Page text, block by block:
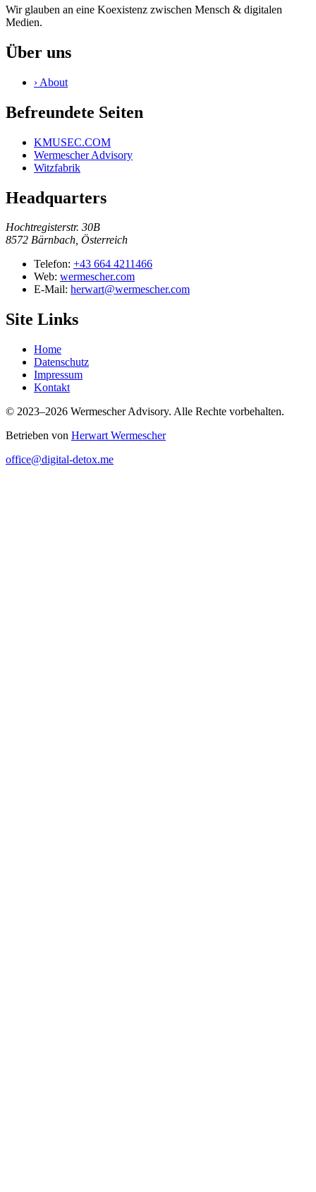
Wir glauben an eine Koexistenz zwischen Mensch & digitalen
Medien.
Über uns
› About
Befreundete Seiten
KMUSEC.COM
Wermescher Advisory
Witzfabrik
Headquarters
Hochtregisterstr. 30B
8572 Bärnbach, Österreich
Telefon: +43 664 4211466
Web: wermescher.com
E-Mail: herwart@wermescher.com
Site Links
Home
Datenschutz
Impressum
Kontakt
© 2023–2026 Wermescher Advisory. Alle Rechte vorbehalten.
Betrieben von Herwart Wermescher
office@digital-detox.me